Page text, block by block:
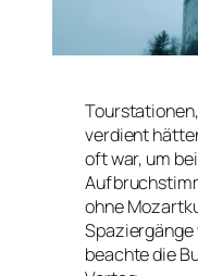
verdient
oft war, um
ohne
Spaziergänge
beachte die